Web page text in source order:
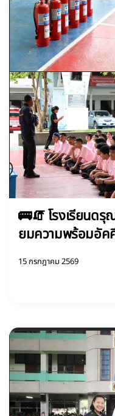
🚌🧯 โรงเรียนดรุ
ยมความพร้อมอัค
15 กรกฎาคม 2569